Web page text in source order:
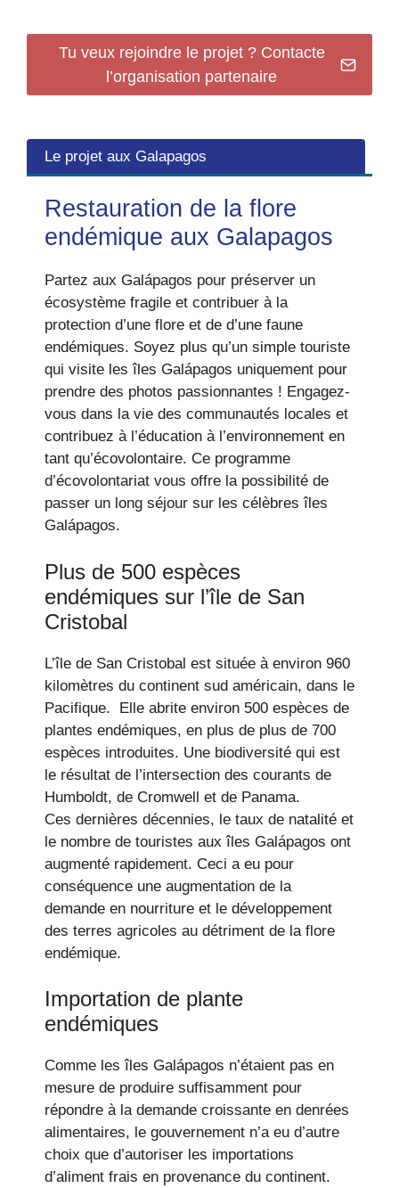
Tu veux rejoindre le projet ? Contacte
l’organisation partenaire
Le projet aux Galapagos
Restauration de la flore
endémique aux Galapagos
Partez aux Galápagos pour préserver un
écosystème fragile et contribuer à la
protection d’une flore et de d’une faune
endémiques. Soyez plus qu’un simple touriste
qui visite les îles Galápagos uniquement pour
prendre des photos passionnantes ! Engagez-
vous dans la vie des communautés locales et
contribuez à l’éducation à l’environnement en
tant qu’écovolontaire. Ce programme
d’écovolontariat vous offre la possibilité de
passer un long séjour sur les célèbres îles
Galápagos.
Plus de 500 espèces
endémiques sur l’île de San
Cristobal
L’île de San Cristobal est située à environ 960
kilomètres du continent sud américain, dans le
Pacifique. Elle abrite environ 500 espèces de
plantes endémiques, en plus de plus de 700
espèces introduites. Une biodiversité qui est
le résultat de l’intersection des courants de
Humboldt, de Cromwell et de Panama.
Ces dernières décennies, le taux de natalité et
le nombre de touristes aux îles Galápagos ont
augmenté rapidement. Ceci a eu pour
conséquence une augmentation de la
demande en nourriture et le développement
des terres agricoles au détriment de la flore
endémique.
Importation de plante
endémiques
Comme les îles Galápagos n’étaient pas en
mesure de produire suffisamment pour
répondre à la demande croissante en denrées
alimentaires, le gouvernement n’a eu d’autre
choix que d’autoriser les importations
d’aliment frais en provenance du continent.